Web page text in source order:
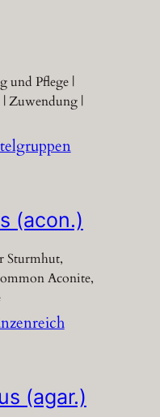
und Pflege |
Zuwendung |
(acon.)
Sturmhut,
Aconite,
(agar.)